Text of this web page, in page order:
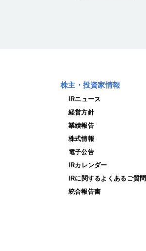
株主・投資家情報
IRニュース
経営方針
業績報告
株式情報
電子公告
IRカレンダー
IRに関するよくあるご質問
統合報告書